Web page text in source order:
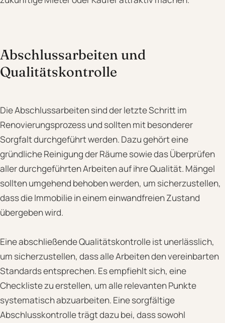
Abschlussarbeiten und
Qualitätskontrolle
Die Abschlussarbeiten sind der letzte Schritt im
Renovierungsprozess und sollten mit besonderer
Sorgfalt durchgeführt werden. Dazu gehört eine
gründliche Reinigung der Räume sowie das Überprüfen
aller durchgeführten Arbeiten auf ihre Qualität. Mängel
sollten umgehend behoben werden, um sicherzustellen,
dass die Immobilie in einem einwandfreien Zustand
übergeben wird.
Eine abschließende Qualitätskontrolle ist unerlässlich,
um sicherzustellen, dass alle Arbeiten den vereinbarten
Standards entsprechen. Es empfiehlt sich, eine
Checkliste zu erstellen, um alle relevanten Punkte
systematisch abzuarbeiten. Eine sorgfältige
Abschlusskontrolle trägt dazu bei, dass sowohl